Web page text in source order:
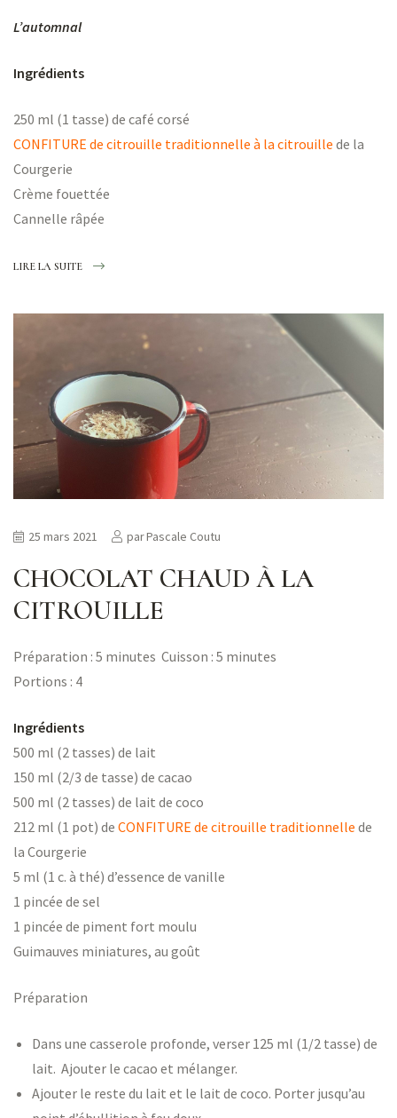
L’automnal
Ingrédients
250 ml (1 tasse) de café corsé
CONFITURE de citrouille traditionnelle à la citrouille de la
Courgerie
Crème fouettée
Cannelle râpée
LIRE LA SUITE
CHOCOLAT CHAUD À LA
CITROUILLE
25 mars 2021 parPascale Coutu
Préparation : 5 minutes Cuisson : 5 minutes
Portions : 4
Ingrédients
500 ml (2 tasses) de lait
150 ml (2/3 de tasse) de cacao
500 ml (2 tasses) de lait de coco
212 ml (1 pot) de CONFITURE de citrouille traditionnelle de
la Courgerie
5 ml (1 c. à thé) d’essence de vanille
1 pincée de sel
1 pincée de piment fort moulu
Guimauves miniatures, au goût
Préparation
Dans une casserole profonde, verser 125 ml (1/2 tasse) de
lait. Ajouter le cacao et mélanger.
Ajouter le reste du lait et le lait de coco. Porter jusqu’au